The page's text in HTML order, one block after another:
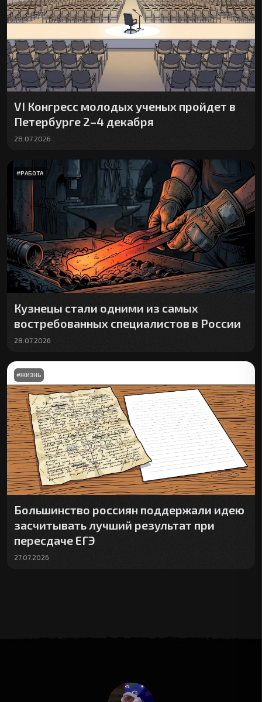
VI Конгресс молодых ученых пройдет в
Петербурге 2–4 декабря
28.07.2026
#РАБОТА
Кузнецы стали одними из самых
востребованных специалистов в России
28.07.2026
#ЖИЗНЬ
Большинство россиян поддержали идею
засчитывать лучший результат при
пересдаче ЕГЭ
27.07.2026